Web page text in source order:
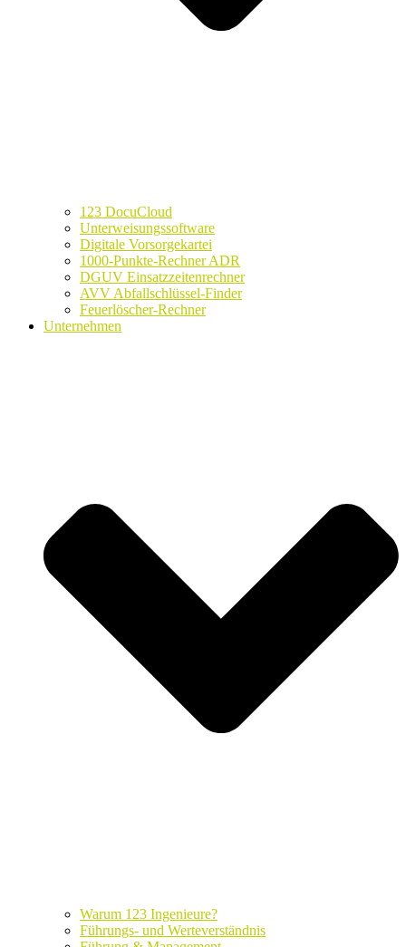
123 DocuCloud
Unterweisungssoftware
Digitale Vorsorgekartei
1000-Punkte-Rechner ADR
DGUV Einsatzzeitenrechner
AVV Abfallschlüssel-Finder
Feuerlöscher-Rechner
Unternehmen
Warum 123 Ingenieure?
Führungs- und Werteverständnis